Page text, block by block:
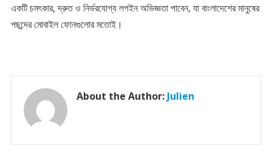
একটি চমৎকার, দ্রুত ও নির্ভরযোগ্য লগইন অভিজ্ঞতা পাবেন, যা বাংলাদেশের মানুষের
পছন্দের মোবাইল ফোনগুলোর মতোই।
About the Author: Julien